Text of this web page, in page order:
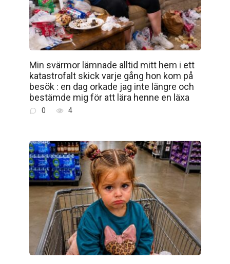
Min svärmor lämnade alltid mitt hem i ett
katastrofalt skick varje gång hon kom på
besök : en dag orkade jag inte längre och
bestämde mig för att lära henne en läxa
0 4